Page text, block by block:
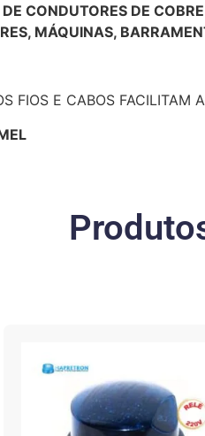
CONDUTORES DE
MÁQUINAS,
FIOS E CABOS FACILITAM